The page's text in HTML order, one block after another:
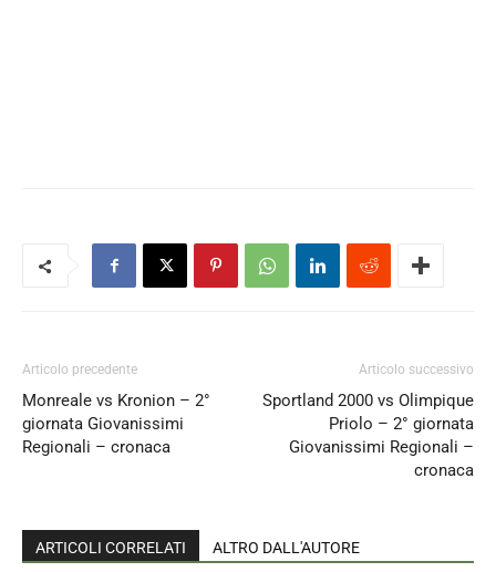
Articolo precedente
Monreale vs Kronion – 2°
giornata Giovanissimi
Regionali – cronaca
Articolo successivo
Sportland 2000 vs Olimpique
Priolo – 2° giornata
Giovanissimi Regionali –
cronaca
ARTICOLI CORRELATI ALTRO DALL'AUTORE